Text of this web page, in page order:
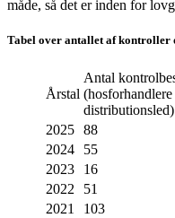
måde, så det er inden for
Tabel over antallet af kontroller
Årstal
Antal
distributionsled)
2025 88
2024
55
2023
16
2022
51
2021
103